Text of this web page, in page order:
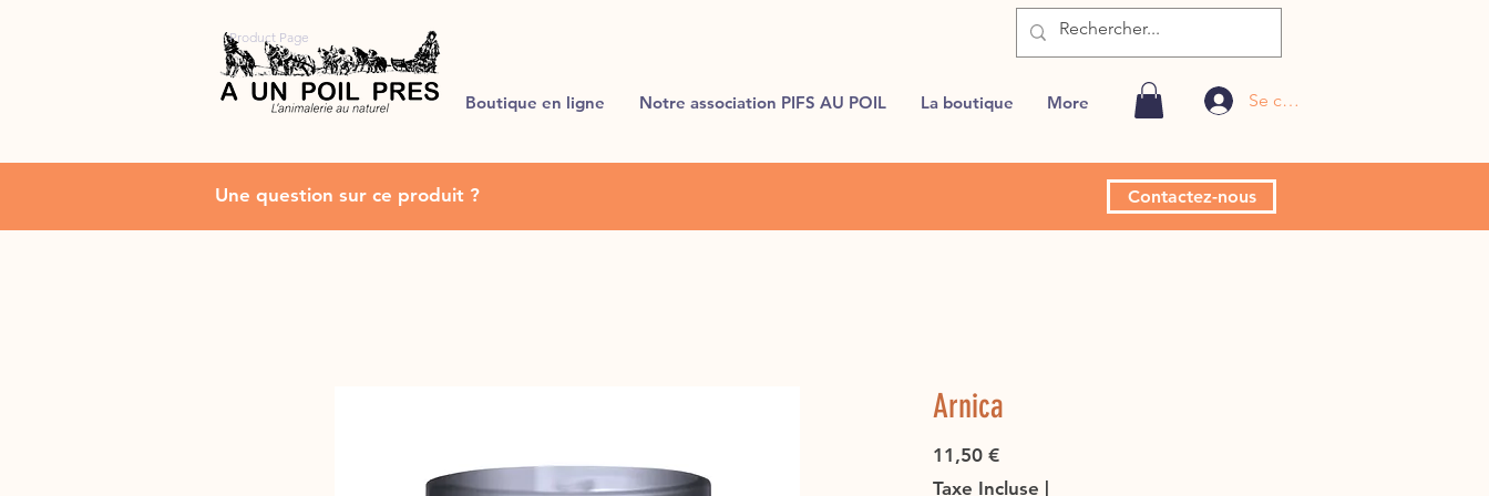
Boutique en ligne Notre association PIFS AU POIL La boutique More Se connecter
Product Page
Une question sur ce produit ? Contactez-nous
Arnica
11,50 €Prix
Taxe Incluse